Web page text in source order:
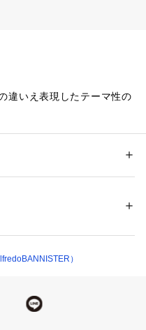
違いえ表現したテーマ性の
いるため、リラックスして
ファイバーを使用していま
快な着心地です。
テル38%
表示タグをご覧ください
）